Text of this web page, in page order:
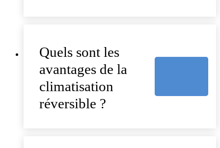
Quels sont les
avantages de la
climatisation
réversible ?